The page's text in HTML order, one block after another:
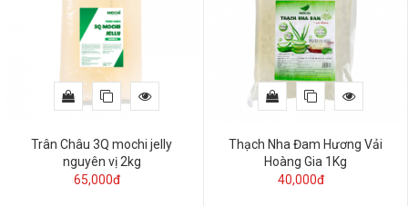
Trân Châu 3Q mochi jelly
nguyên vị 2kg
65,000đ
Thạch Nha Đam Hương Vải
Hoàng Gia 1Kg
40,000đ